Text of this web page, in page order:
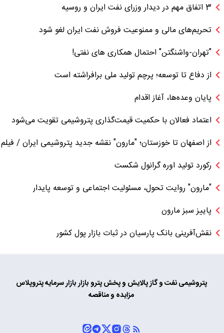
3 اتفاق مهم در دیدار وزرای نفت ایران و روسیه
تحریم‌های مالی و ممنوعیت فروش نفت ایران لغو شود
"تهران-واشنگتن" احتمال همکاری های نفتی!
از دفاع تا توسعه؛ پرچم تولید ملی برافراشته است
پایان وعده‌ها، آغاز اقدام
اعتماد فعالان با حکمیت قیمت‌گذاری پتروشیمی تقویت می‌شود
از اصفهان تا خوزستان؛ "مارون" نقشه جدید پتروشیمی ایران / فیلم
رکورد تولید اوره گرانول شکست
"مارون" روایت تحول، مسئولیت اجتماعی و توسعه پایدار
پاییز سبز مارون
نقش‌آفرینی بانک پارسیان در ثبات بازار پول کشور
پتروشیمینفت و گازپالایش و پخشپترو بازاربازار سرمایهپتروپلاس
مزایده و مناقصه